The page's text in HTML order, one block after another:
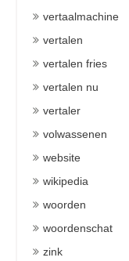
vertaalmachine
vertalen
vertalen fries
vertalen nu
vertaler
volwassenen
website
wikipedia
woorden
woordenschat
zink